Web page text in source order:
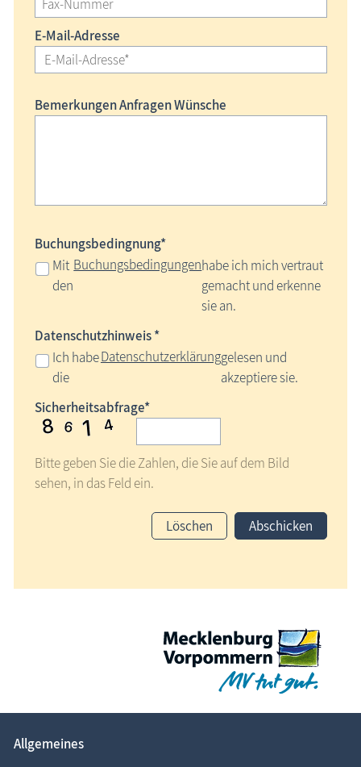
E-Mail-Adresse
Bemerkungen Anfragen Wünsche
Buchungsbedingnung*
Mit
den
Buchungsbedingungenhabe ich mich vertraut
gemacht und erkenne
sie an.
Datenschutzhinweis *
Ich habe
die
Datenschutzerklärunggelesen und
akzeptiere sie.
Sicherheitsabfrage*
Bitte geben Sie die Zahlen, die Sie auf dem Bild
sehen, in das Feld ein.
Löschen Abschicken
Allgemeines